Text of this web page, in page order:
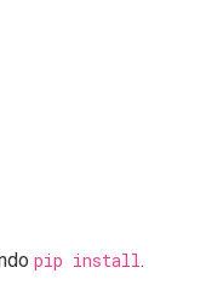
pip install.